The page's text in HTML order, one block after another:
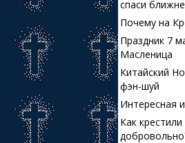
спаси
Почему на
Праздник 7
Масленица
Китайский
фэн-шуй
Интересная
Как